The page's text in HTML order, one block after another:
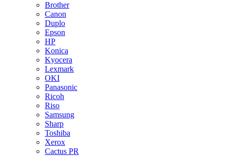
Brother
Canon
Duplo
Epson
HP
Konica
Kyocera
Lexmark
OKI
Panasonic
Ricoh
Riso
Samsung
Sharp
Toshiba
Xerox
Cactus PR